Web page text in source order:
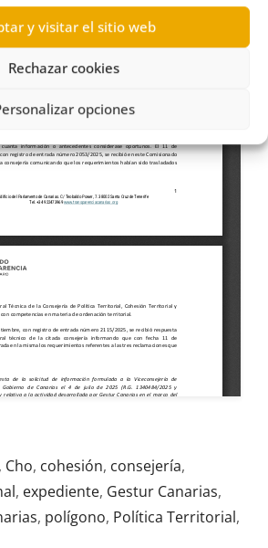
y visitar el sitio web
Rechazar cookies
opciones
, Cho, cohesión, consejería,
, expediente, Gestur Canarias,
, polígono, Política Territorial,